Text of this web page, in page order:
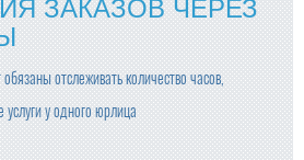
ЗАКАЗОВ ЧЕРЕЗ
отслеживать количество часов,
у одного юрлица